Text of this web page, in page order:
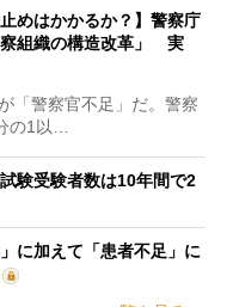
めはかかるか？】警察庁
組織の構造改革」 実
「警察官不足」だ。警察
の1以…
験受験者数は10年間で2
に加えて「患者不足」に